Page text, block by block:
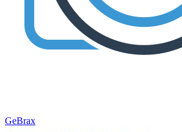
GeBrax